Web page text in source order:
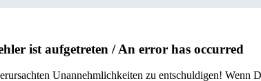
ist aufgetreten / An error has occurred
Unannehmlichkeiten zu entschuldigen! Wenn